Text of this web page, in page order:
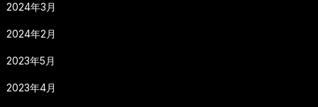
2024年3月
2024年2月
2023年5月
2023年4月